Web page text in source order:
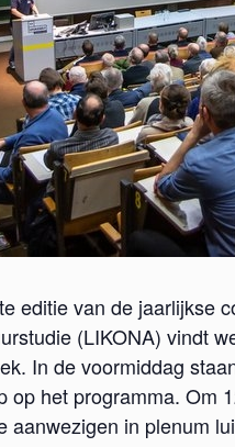
editie van de jaarlijkse
(LIKONA) vindt
In de voormiddag
op het programma. Om
aanwezigen in plenum